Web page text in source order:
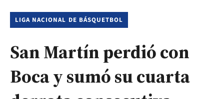
LIGA NACIONAL DE BÁSQUETBOL
San Martín perdió con
Boca y sumó su cuarta